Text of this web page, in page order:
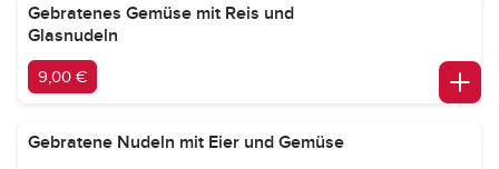
Gebratenes Gemüse mit Reis und
Glasnudeln
9,00 €
Gebratene Nudeln mit Eier und Gemüse